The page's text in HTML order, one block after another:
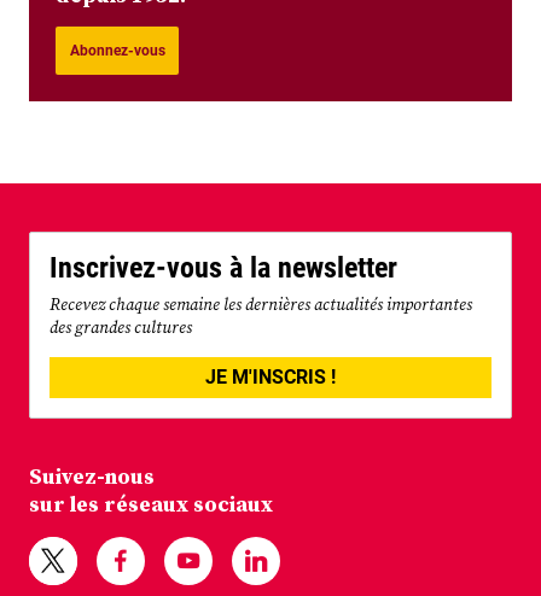
Abonnez-vous
Inscrivez-vous à la newsletter
Recevez chaque semaine les dernières actualités importantes
des grandes cultures
JE M'INSCRIS !
Suivez-nous
sur les réseaux sociaux